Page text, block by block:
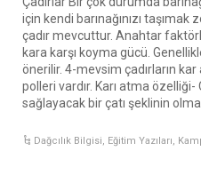
için kendi barınağınızı taşımak
çadır mevcuttur. Anahtar
kara karşı koyma gücü.
önerilir. 4-mevsim çadırların kar
polleri vardır. Karı atma özelliği-
sağlayacak bir çatı şeklinin
Dağcılık Bilgisi, Eğitim Yazıları,